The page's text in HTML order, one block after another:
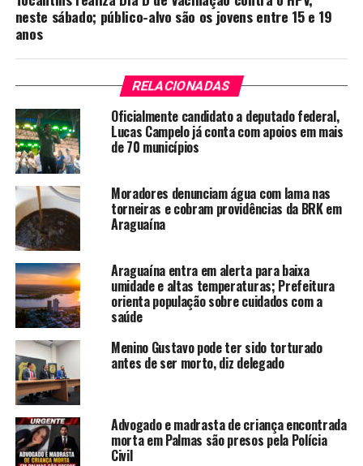
neste sábado; público-alvo são os jovens entre 15 e 19
anos
RELACIONADAS
Oficialmente candidato a deputado federal,
Lucas Campelo já conta com apoios em mais
de 70 municípios
Moradores denunciam água com lama nas
torneiras e cobram providências da BRK em
Araguaína
Araguaína entra em alerta para baixa
umidade e altas temperaturas; Prefeitura
orienta população sobre cuidados com a
saúde
Menino Gustavo pode ter sido torturado
antes de ser morto, diz delegado
Advogado e madrasta de criança encontrada
morta em Palmas são presos pela Polícia
Civil